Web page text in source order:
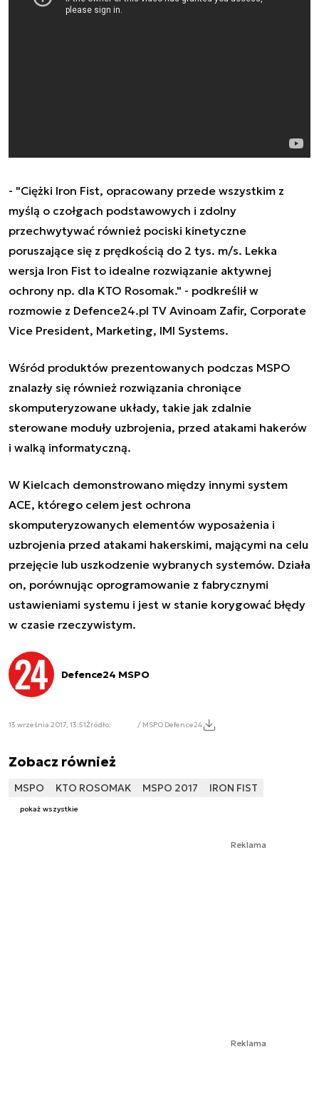
- "Ciężki Iron Fist, opracowany przede wszystkim z
myślą o czołgach podstawowych i zdolny
przechwytywać również pociski kinetyczne
poruszające się z prędkością do 2 tys. m/s. Lekka
wersja Iron Fist to idealne rozwiązanie aktywnej
ochrony np. dla KTO Rosomak." - podkreślił w
rozmowie z Defence24.pl TV Avinoam Zafir, Corporate
Vice President, Marketing, IMI Systems.
Wśród produktów prezentowanych podczas MSPO
znalazły się również rozwiązania chroniące
skomputeryzowane układy, takie jak zdalnie
sterowane moduły uzbrojenia, przed atakami hakerów
i walką informatyczną.
W Kielcach demonstrowano między innymi system
ACE, którego celem jest ochrona
skomputeryzowanych elementów wyposażenia i
uzbrojenia przed atakami hakerskimi, mającymi na celu
przejęcie lub uszkodzenie wybranych systemów. Działa
on, porównując oprogramowanie z fabrycznymi
ustawieniami systemu i jest w stanie korygować błędy
w czasie rzeczywistym.
Defence24 MSPO
13 września 2017, 13:51Źródło: / MSPO Defence24
Zobacz również
MSPO KTO ROSOMAK MSPO 2017 IRON FIST
pokaż wszystkie
Reklama
Reklama